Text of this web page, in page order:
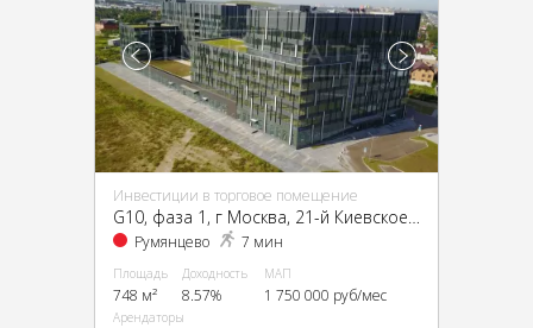
Инвестиции в торговое помещение
G10, фаза 1, г Москва, 21-й Киевское ш км, 3, стр. 1
Румянцево 7 мин
Площадь
748 м²
Доходность
8.57%
МАП
1 750 000 руб/мес
Арендаторы